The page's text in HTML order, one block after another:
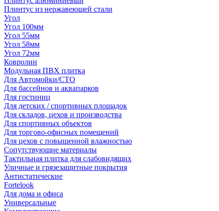
Плинтус из нержавеющей стали
Угол
Угол 100мм
Угол 55мм
Угол 58мм
Угол 72мм
Ковролин
Модульная ПВХ плитка
Для Автомойки/СТО
Для бассейнов и аквапарков
Для гостиниц
Для детских / спортивных площадок
Для складов, цехов и производства
Для спортивных объектов
Для торгово-офисных помещений
Для цехов с повышенной влажностью
Сопутствующие материалы
Тактильная плитка для слабовидящих
Уличные и грязезащитные покрытия
Антистатические
Fortelook
Для дома и офиса
Универсальные